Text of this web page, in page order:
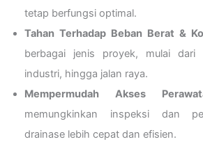
tetap berfungsi optimal.
Tahan Terhadap Beban Berat &
berbagai jenis proyek, mulai dari
industri, hingga jalan raya.
Mempermudah Akses
memungkinkan inspeksi dan
drainase lebih cepat dan efisien.